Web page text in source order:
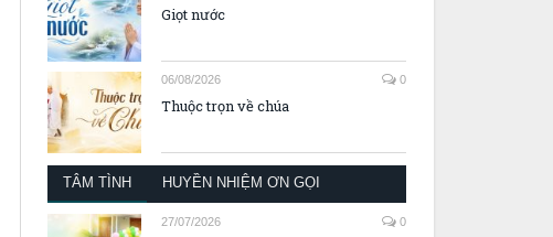
Giọt nước
06/08/2026 0
Thuộc trọn về chúa
TÂM TÌNH HUYỀN NHIỆM ƠN GỌI
27/07/2026 0